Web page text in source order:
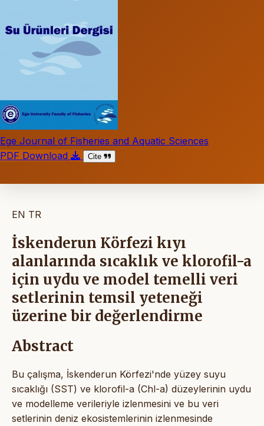
Ege Journal of Fisheries and Aquatic Sciences
PDF Download
Cite
EN TR
İskenderun Körfezi kıyı
alanlarında sıcaklık ve klorofil-a
için uydu ve model temelli veri
setlerinin temsil yeteneği
üzerine bir değerlendirme
Abstract
Bu çalışma, İskenderun Körfezi'nde yüzey suyu
sıcaklığı (SST) ve klorofil-a (Chl-a) düzeylerinin uydu
ve modelleme verileriyle izlenmesini ve bu veri
setlerinin deniz ekosistemlerinin izlenmesinde